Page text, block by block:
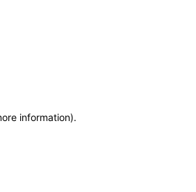
information).